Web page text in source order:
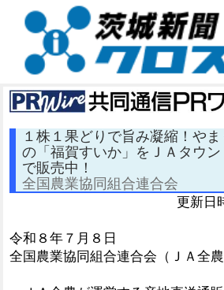
１株１果どりで旨み凝縮！や
の「福賀すいか」をＪＡタウン
で販売中！
全国農業協同組合連合会
更新日
令和８年７月８日
全国農業協同組合連合会（ＪＡ全農